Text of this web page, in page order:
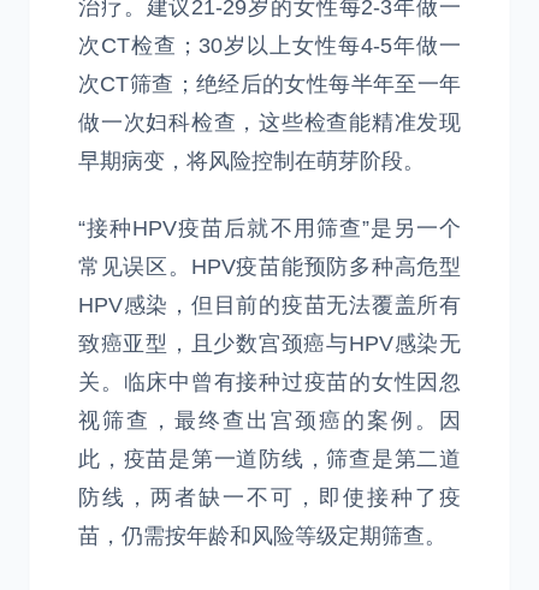
治疗。建议21-29岁的女性每2-3年做一
次CT检查；30岁以上女性每4-5年做一
次CT筛查；绝经后的女性每半年至一年
做一次妇科检查，这些检查能精准发现
早期病变，将风险控制在萌芽阶段。
“接种HPV疫苗后就不用筛查”是另一个
常见误区。HPV疫苗能预防多种高危型
HPV感染，但目前的疫苗无法覆盖所有
致癌亚型，且少数宫颈癌与HPV感染无
关。临床中曾有接种过疫苗的女性因忽
视筛查，最终查出宫颈癌的案例。因
此，疫苗是第一道防线，筛查是第二道
防线，两者缺一不可，即使接种了疫
苗，仍需按年龄和风险等级定期筛查。